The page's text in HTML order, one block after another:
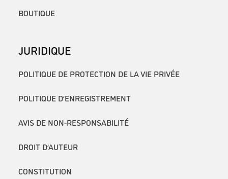
BOUTIQUE
JURIDIQUE
POLITIQUE DE PROTECTION DE LA VIE PRIVÉE
POLITIQUE D’ENREGISTREMENT
AVIS DE NON-RESPONSABILITÉ
DROIT D’AUTEUR
CONSTITUTION